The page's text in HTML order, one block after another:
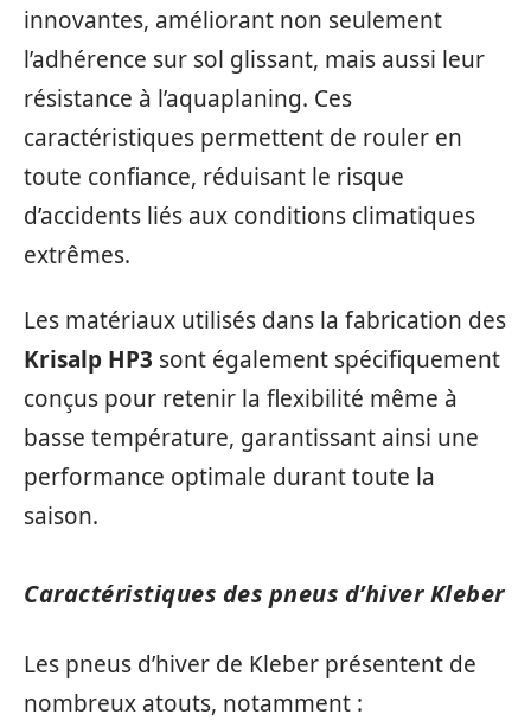
innovantes, améliorant non seulement
l’adhérence sur sol glissant, mais aussi leur
résistance à l’aquaplaning. Ces
caractéristiques permettent de rouler en
toute confiance, réduisant le risque
d’accidents liés aux conditions climatiques
extrêmes.
Les matériaux utilisés dans la fabrication des
Krisalp HP3 sont également spécifiquement
conçus pour retenir la flexibilité même à
basse température, garantissant ainsi une
performance optimale durant toute la
saison.
Caractéristiques des pneus d’hiver Kleber
Les pneus d’hiver de Kleber présentent de
nombreux atouts, notamment :